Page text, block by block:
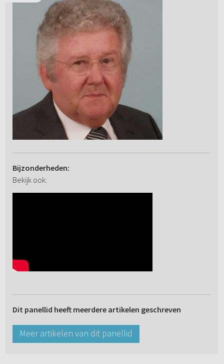
Bijzonderheden:
Bekijk ook:
Dit panellid heeft meerdere artikelen geschreven
Meer artikelen van dit panellid